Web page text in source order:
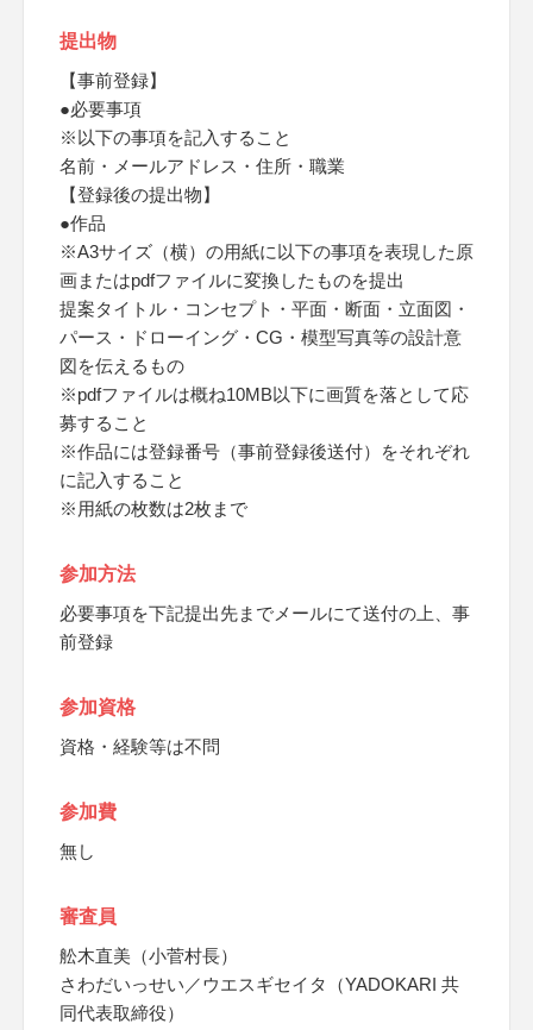
提出物
【事前登録】
●必要事項
※以下の事項を記入すること
名前・メールアドレス・住所・職業
【登録後の提出物】
●作品
※A3サイズ（横）の用紙に以下の事項を表現した原
画またはpdfファイルに変換したものを提出
提案タイトル・コンセプト・平面・断面・立面図・
パース・ドローイング・CG・模型写真等の設計意
図を伝えるもの
※pdfファイルは概ね10MB以下に画質を落として応
募すること
※作品には登録番号（事前登録後送付）をそれぞれ
に記入すること
※用紙の枚数は2枚まで
参加方法
必要事項を下記提出先までメールにて送付の上、事
前登録
参加資格
資格・経験等は不問
参加費
無し
審査員
舩木直美（小菅村長）
さわだいっせい／ウエスギセイタ（YADOKARI 共
同代表取締役）